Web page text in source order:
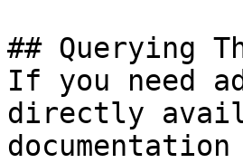
## Querying
If you need
directly